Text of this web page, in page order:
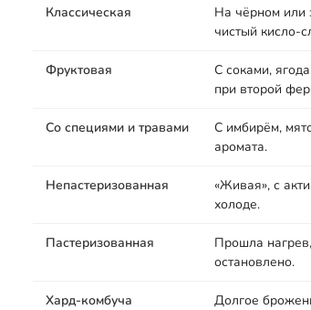
Классическая
На чёрном или
чистый кисло-
Фруктовая
С соками,
при второй
Со специями и травами
С имбирём,
аромата.
Непастеризованная
«Живая», с
холоде.
Пастеризованная
Прошла
остановлено.
Хард-комбуча Долгое